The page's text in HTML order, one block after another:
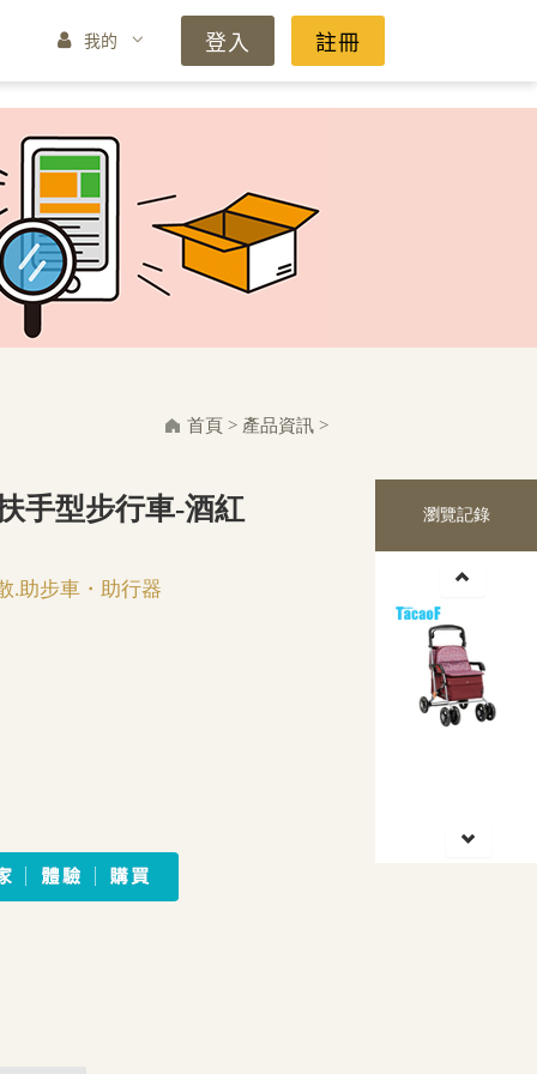
我的 登入 註冊
首頁 > 產品資訊 >
手型步行車-酒紅
.助步車・助行器
瀏覽記錄